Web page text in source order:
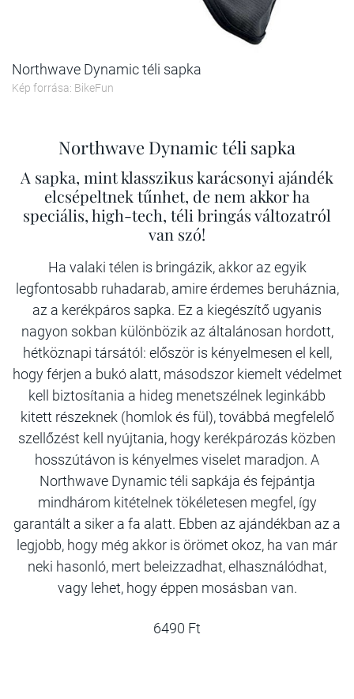
Northwave Dynamic téli sapka
Kép forrása: BikeFun
Northwave Dynamic téli sapka
A sapka, mint klasszikus karácsonyi ajándék
elcsépeltnek tűnhet, de nem akkor ha
speciális, high-tech, téli bringás változatról
van szó!
Ha valaki télen is bringázik, akkor az egyik
legfontosabb ruhadarab, amire érdemes beruháznia,
az a kerékpáros sapka. Ez a kiegészítő ugyanis
nagyon sokban különbözik az általánosan hordott,
hétköznapi társától: először is kényelmesen el kell,
hogy férjen a bukó alatt, másodszor kiemelt védelmet
kell biztosítania a hideg menetszélnek leginkább
kitett részeknek (homlok és fül), továbbá megfelelő
szellőzést kell nyújtania, hogy kerékpározás közben
hosszútávon is kényelmes viselet maradjon. A
Northwave Dynamic téli sapkája és fejpántja
mindhárom kitételnek tökéletesen megfel, így
garantált a siker a fa alatt. Ebben az ajándékban az a
legjobb, hogy még akkor is örömet okoz, ha van már
neki hasonló, mert beleizzadhat, elhasználódhat,
vagy lehet, hogy éppen mosásban van.
6490 Ft